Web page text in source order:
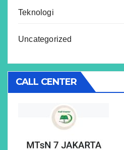
Teknologi
Uncategorized
CALL CENTER